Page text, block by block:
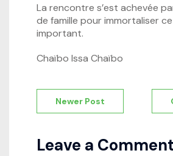
La rencontre s’est achevée
de famille pour immortaliser
important.
Chaïbo Issa Chaïbo
Navigation
de
l’article
Newer Post
Leave a Comment